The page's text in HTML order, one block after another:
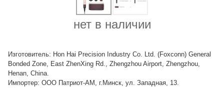
нет в наличии
Изготовитель: Hon Hai Precision Industry Co. Ltd. (Foxconn) General
Bonded Zone, East ZhenXing Rd., Zhengzhou Airport, Zhengzhou,
Henan, China.
Импортер: ООО Патриот-АМ, г.Минск, ул. Западная, 13.